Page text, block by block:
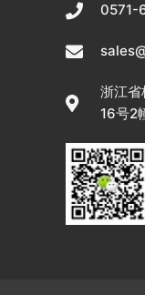
0571-
浙江
16号2